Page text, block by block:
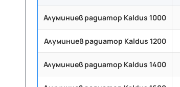
Алуминиев радиатор Kaldus 1000
Алуминиев радиатор Kaldus 1200
Алуминиев радиатор Kaldus 1400